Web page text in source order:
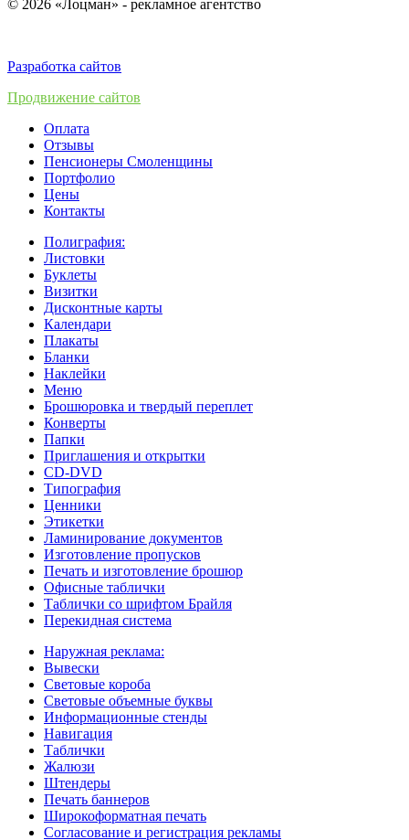
© 2026 «Лоцман» - рекламное агентство
Разработка сайтов
Продвижение сайтов
Оплата
Отзывы
Пенсионеры Смоленщины
Портфолио
Цены
Контакты
Полиграфия:
Листовки
Буклеты
Визитки
Дисконтные карты
Календари
Плакаты
Бланки
Наклейки
Меню
Брошюровка и твердый переплет
Конверты
Папки
Приглашения и открытки
CD-DVD
Типография
Ценники
Этикетки
Ламинирование документов
Изготовление пропусков
Печать и изготовление брошюр
Офисные таблички
Таблички со шрифтом Брайля
Перекидная система
Наружная реклама:
Вывески
Световые короба
Световые объемные буквы
Информационные стенды
Навигация
Таблички
Жалюзи
Штендеры
Печать баннеров
Широкоформатная печать
Согласование и регистрация рекламы